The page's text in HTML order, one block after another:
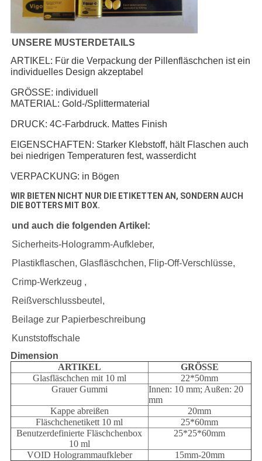
UNSERE MUSTERDETAILS
ARTIKEL: Für die Verpackung der Pillenfläschchen ist ein
individuelles Design akzeptabel
GRÖSSE: individuell
MATERIAL: Gold-/Splittermaterial
DRUCK: 4C-Farbdruck. Mattes Finish
EIGENSCHAFTEN: Starker Klebstoff, hält Flaschen auch
bei niedrigen Temperaturen fest, wasserdicht
VERPACKUNG: in Bögen
WIR BIETEN NICHT NUR DIE ETIKETTEN AN, SONDERN AUCH
DIE BOTTERS MIT BOX.
und auch die folgenden Artikel:
Sicherheits-Hologramm-Aufkleber,
Plastikflaschen, Glasfläschchen, Flip-Off-Verschlüsse,
Crimp-Werkzeug ,
Reißverschlussbeutel,
Beilage zur Papierbeschreibung
Kunststoffschale
Dimension
ARTIKEL
GRÖSSE
Glasfläschchen mit 10 ml
22*50mm
Grauer Gummi
Innen: 10 mm; Außen: 20
mm
Kappe abreißen
20mm
Fläschchenetikett 10 ml
25*60mm
Benutzerdefinierte Fläschchenbox
10 ml
25*25*60mm
VOID Hologrammaufkleber
15mm-20mm